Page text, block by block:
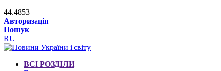
44.4853
Авторизація
Пошук
RU
ВСІ РОЗДІЛИ